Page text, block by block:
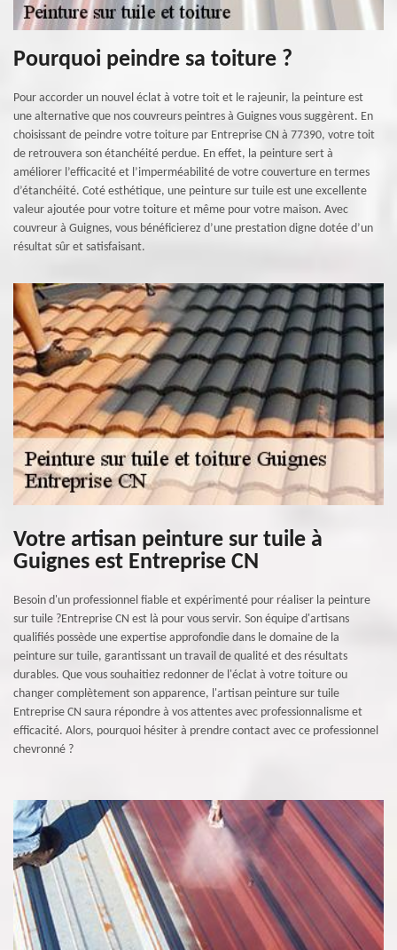
Pourquoi peindre sa toiture ?
Pour accorder un nouvel éclat à votre toit et le rajeunir, la peinture est
une alternative que nos couvreurs peintres à Guignes vous suggèrent. En
choisissant de peindre votre toiture par Entreprise CN à 77390, votre toit
de retrouvera son étanchéité perdue. En effet, la peinture sert à
améliorer l’efficacité et l’imperméabilité de votre couverture en termes
d’étanchéité. Coté esthétique, une peinture sur tuile est une excellente
valeur ajoutée pour votre toiture et même pour votre maison. Avec
couvreur à Guignes, vous bénéficierez d’une prestation digne dotée d’un
résultat sûr et satisfaisant.
Votre artisan peinture sur tuile à
Guignes est Entreprise CN
Besoin d'un professionnel fiable et expérimenté pour réaliser la peinture
sur tuile ?Entreprise CN est là pour vous servir. Son équipe d'artisans
qualifiés possède une expertise approfondie dans le domaine de la
peinture sur tuile, garantissant un travail de qualité et des résultats
durables. Que vous souhaitiez redonner de l'éclat à votre toiture ou
changer complètement son apparence, l'artisan peinture sur tuile
Entreprise CN saura répondre à vos attentes avec professionnalisme et
efficacité. Alors, pourquoi hésiter à prendre contact avec ce professionnel
chevronné ?